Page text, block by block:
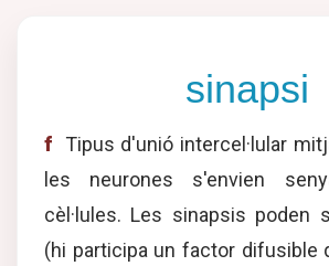
sinapsi
f
Tipus d'unió intercel·lular
les neurones s'envien
cèl·lules. Les sinapsis poden
(hi participa un factor difusible